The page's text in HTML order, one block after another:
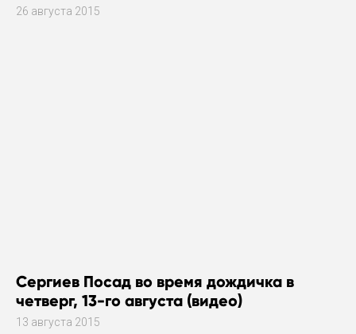
26 августа 2015
Сергиев Посад во время дождичка в
четверг, 13-го августа (видео)
13 августа 2015